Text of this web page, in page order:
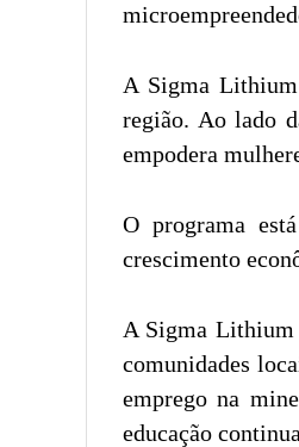
A Sigma
região. Ao lado
empodera
O programa
crescimento
A Sigma Lithium
comunidades
emprego na
educação